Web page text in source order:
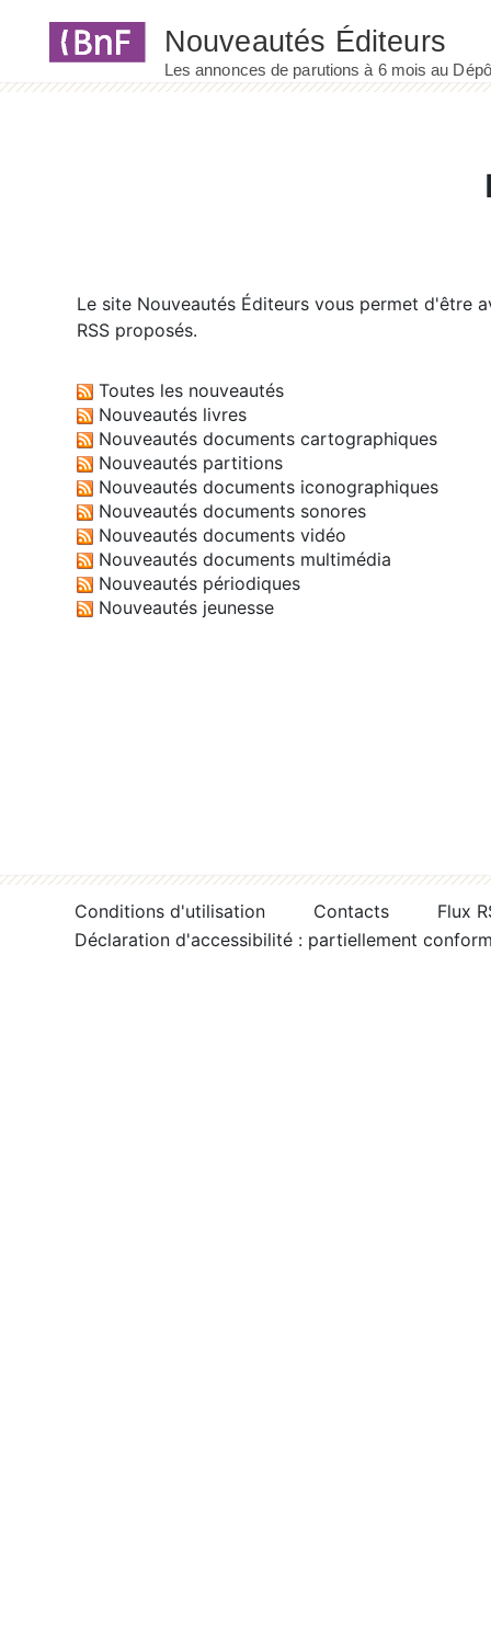
Le site Nouveautés Éditeurs vous permet d'être
RSS proposés.
Toutes les nouveautés
Nouveautés livres
Nouveautés documents cartographiques
Nouveautés partitions
Nouveautés documents iconographiques
Nouveautés documents sonores
Nouveautés documents vidéo
Nouveautés documents multimédia
Nouveautés périodiques
Nouveautés jeunesse
Conditions d'utilisation Contacts
Flux
Déclaration d'accessibilité : partiellement